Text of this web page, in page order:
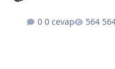
0 cevap